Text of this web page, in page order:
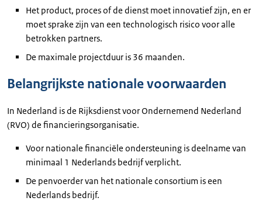
Het product, proces of de dienst moet innovatief zijn, en er
moet sprake zijn van een technologisch risico voor alle
betrokken partners.
De maximale projectduur is 36 maanden.
Belangrijkste nationale voorwaarden
In Nederland is de Rijksdienst voor Ondernemend Nederland
(RVO) de financieringsorganisatie.
Voor nationale financiële ondersteuning is deelname van
minimaal 1 Nederlands bedrijf verplicht.
De penvoerder van het nationale consortium is een
Nederlands bedrijf.